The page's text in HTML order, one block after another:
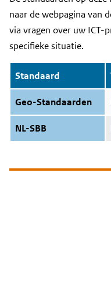
Content
naar de webpagina van
via vragen over uw ICT-
specifieke situatie.
Standaard
Geo-Standaarden
NL-SBB